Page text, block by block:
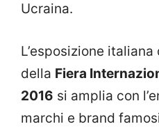
Ucraina.
L’esposizione
della Fiera
2016 si amplia con
marchi e brand